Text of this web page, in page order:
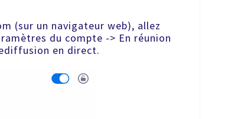
(sur un navigateur web), allez
du compte -> En réunion
en direct.